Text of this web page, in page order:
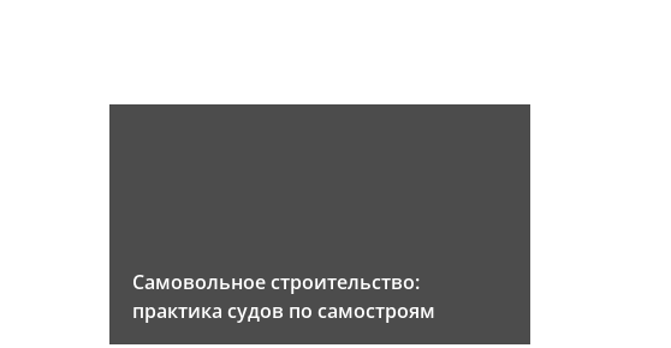
Самовольное строительство:
практика судов по самостроям